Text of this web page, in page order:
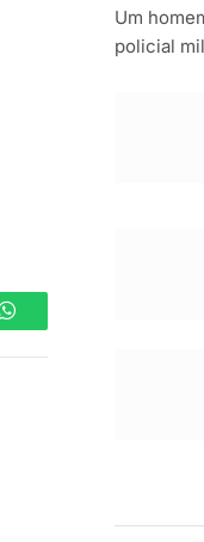
Whatsapp
Um
policial